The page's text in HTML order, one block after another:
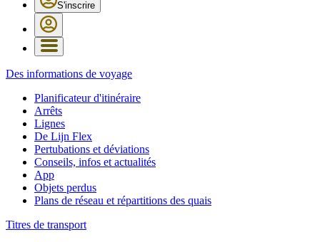
S'inscrire
Des informations de voyage
Planificateur d'itinéraire
Arrêts
Lignes
De Lijn Flex
Pertubations et déviations
Conseils, infos et actualités
App
Objets perdus
Plans de réseau et répartitions des quais
Titres de transport